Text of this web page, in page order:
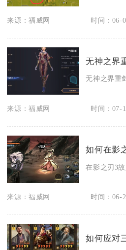
来源：福威网 时间：06-
无神之界
无神之界重
来源：福威网 时间：07-
在影之刃3
来源：福威网 时间：06-